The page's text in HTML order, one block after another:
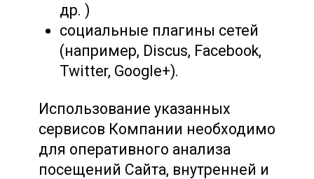
др. )
социальные плагины сетей
(например, Discus, Facebook,
Twitter, Google+).
Использование указанных
сервисов Компании необходимо
для оперативного анализа
посещений Сайта, внутренней и